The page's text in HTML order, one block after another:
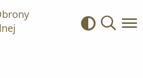
Kontrast